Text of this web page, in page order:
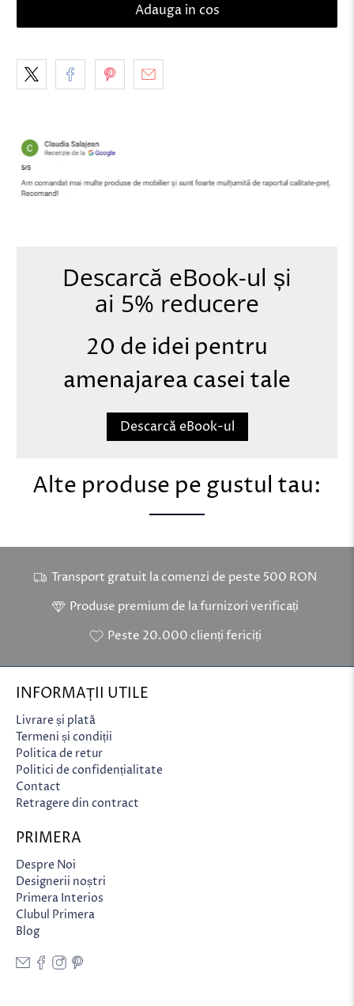
Adauga in cos
Descarcă eBook-ul și
ai 5% reducere
20 de idei pentru
amenajarea casei tale
Descarcă eBook-ul
Alte produse pe gustul tau:
Transport gratuit la comenzi de peste 500 RON
Produse premium de la furnizori verificați
Peste 20.000 clienți fericiți
INFORMAȚII UTILE
Livrare și plată
Termeni și condiții
Politica de retur
Politici de confidențialitate
Contact
Retragere din contract
PRIMERA
Despre Noi
Designerii noștri
Primera Interios
Clubul Primera
Blog